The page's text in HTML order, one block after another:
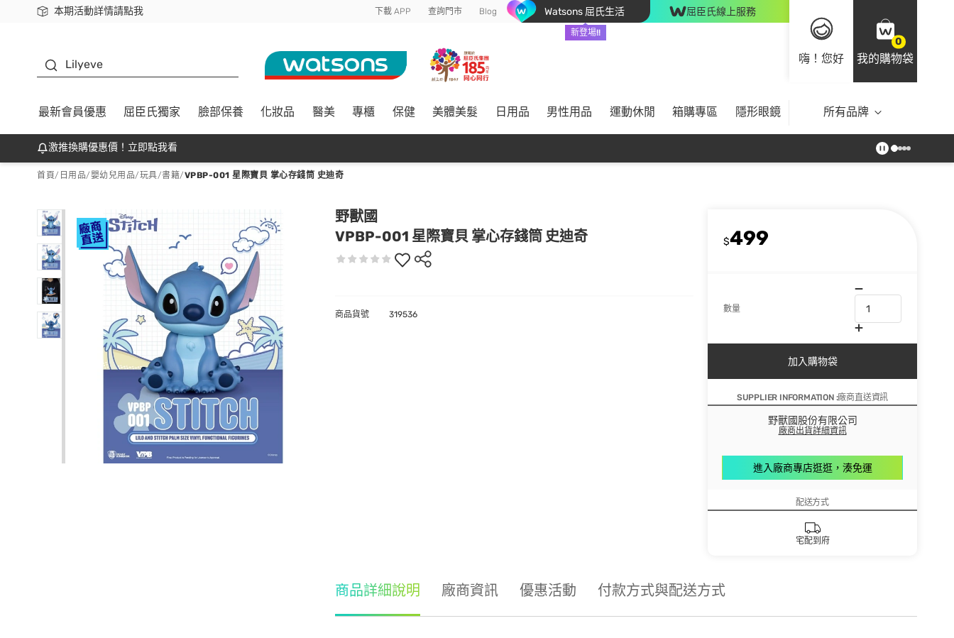
本期活動詳情請點我
下載app最高回饋$350 下載 APP 查詢門市 Blog Watsons 屈氏生活
新登場!!
屈臣氏線上服務
嗨！您好
0
我的購物袋
Lilyeve
最新會員優惠 屈臣氏獨家 臉部保養 化妝品 醫美 專櫃 保健 美體美髮 日用品 男性用品 運動休閒 箱購專區 隱形眼鏡 所有品牌
激推換購優惠價！立即點我看
首頁/ 日用品/嬰幼兒用品/玩具/書籍/VPBP-001 星際寶貝 掌心存錢筒 史迪奇
野獸國
VPBP-001 星際寶貝 掌心存錢筒 史迪奇
$499
數量
加入購物袋
SUPPLIER INFORMATION :廠商直送資訊
野獸國股份有限公司
廠商出貨詳細資訊
進入廠商專店逛逛，湊免運
配送方式
宅配到府
商品貨號 319536
商品詳細說明 廠商資訊 優惠活動 付款方式與配送方式